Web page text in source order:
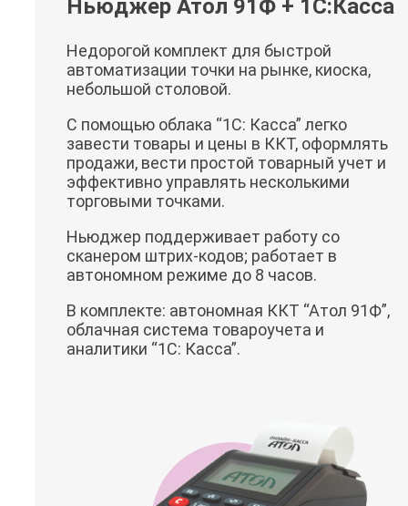
Ньюджер Атол 91Ф + 1С:Касса
Недорогой комплект для быстрой
автоматизации точки на рынке, киоска,
небольшой столовой.
С помощью облака “1C: Касса” легко
завести товары и цены в ККТ, оформлять
продажи, вести простой товарный учет и
эффективно управлять несколькими
торговыми точками.
Ньюджер поддерживает работу со
сканером штрих-кодов; работает в
автономном режиме до 8 часов.
В комплекте: автономная ККТ “Атол 91Ф”,
облачная система товароучета и
аналитики “1C: Касса”.